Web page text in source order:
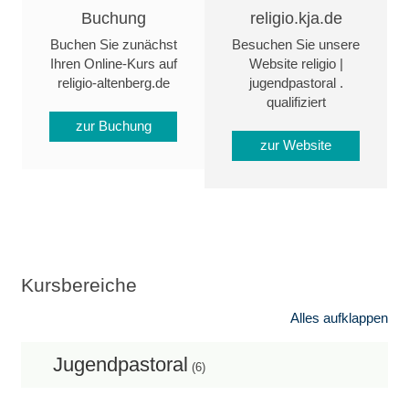
Buchung
Buchen Sie zunächst
Ihren Online-Kurs auf
religio-altenberg.de
zur Buchung
religio.kja.de
Besuchen Sie unsere
Website religio |
jugendpastoral .
qualifiziert
zur Website
Kursbereiche
Alles aufklappen
Jugendpastoral (6)